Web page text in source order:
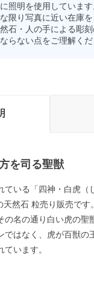
照明を使用しています
な限り写真に近い在庫
石・人の手による彫
らない点をご理解くだ
を司る聖獣
ている「四神・白虎
然石 粒売り販売です。
の名の通り白い虎の聖
ではなく、虎が百獣の
います。